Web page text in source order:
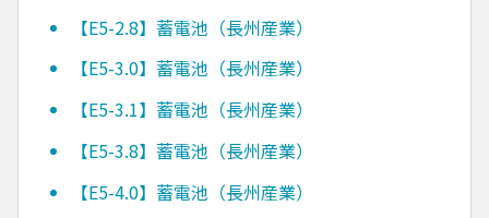
【E5-2.8】蓄電池（長州産業）
【E5-3.0】蓄電池（長州産業）
【E5-3.1】蓄電池（長州産業）
【E5-3.8】蓄電池（長州産業）
【E5-4.0】蓄電池（長州産業）